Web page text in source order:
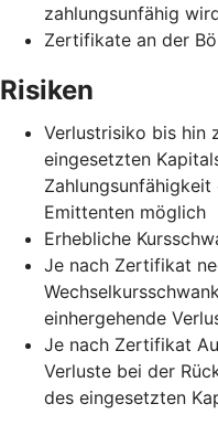
zahlungsunfähig
Zertifikate an der
Risiken
Verlustrisiko bis hin
eingesetzten
Emittenten möglich
Erhebliche
Je nach Zertifikat
einhergehende
Je nach Zertifikat
Verluste bei der
des eingesetzten